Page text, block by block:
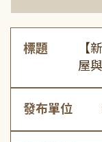
標題
【
屋
發布單位